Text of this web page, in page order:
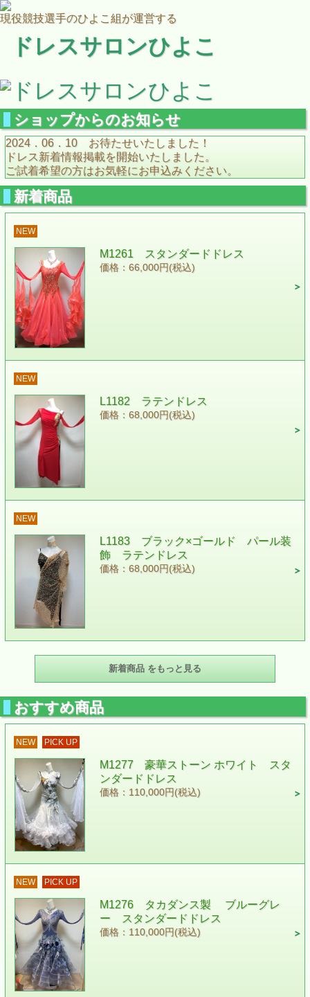
現役競技選手のひよこ組が運営する
ドレスサロンひよこ
ショップからのお知らせ
2024．06．10 お待たせいたしました！
ドレス新着情報掲載を開始いたしました。
ご試着希望の方はお気軽にお申込みください。
新着商品
NEW
M1261 スタンダードドレス
価格：66,000円(税込)
NEW
L1182 ラテンドレス
価格：68,000円(税込)
NEW
L1183 ブラック×ゴールド パール装
飾 ラテンドレス
価格：68,000円(税込)
新着商品 をもっと見る
おすすめ商品
NEW PICK UP
M1277 豪華ストーン ホワイト スタ
ンダードドレス
価格：110,000円(税込)
NEW PICK UP
M1276 タカダンス製 ブルーグレ
ー スタンダードドレス
価格：110,000円(税込)